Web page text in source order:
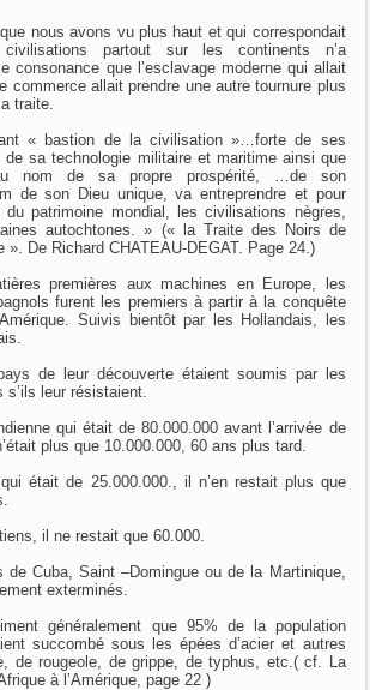
nous avons vu plus haut et qui correspondait
partout sur les continents n’a
consonance que l’esclavage moderne qui allait
commerce allait prendre une autre tournure plus
traite.
« bastion de la civilisation »…forte de ses
de sa technologie militaire et maritime ainsi que
nom de sa propre prospérité, …de son
de son Dieu unique, va entreprendre et pour
du patrimoine mondial, les civilisations nègres,
autochtones. » (« la Traite des Noirs de
». De Richard CHATEAU-DEGAT. Page 24.)
premières aux machines en Europe, les
furent les premiers à partir à la conquête
Suivis bientôt par les Hollandais, les
de leur découverte étaient soumis par les
leur résistaient.
qui était de 80.000.000 avant l’arrivée de
plus que 10.000.000, 60 ans plus tard.
était de 25.000.000., il n’en restait plus que
il ne restait que 60.000.
de Cuba, Saint –Domingue ou de la Martinique,
exterminés.
généralement que 95% de la population
succombé sous les épées d’acier et autres
de rougeole, de grippe, de typhus, etc.( cf. La
à l’Amérique, page 22 )